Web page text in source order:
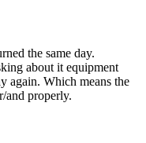
the same day.
about it equipment
again. Which means the
and properly.